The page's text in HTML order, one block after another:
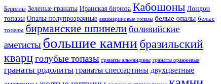
Бериллы Зеленые гранаты Иранская бирюза Кабошоны Лондон
топазы Опалы полупрозрачные аквамариновые топазы белые опалы белые
топазы бирманские шпинелиболивийские
аметисты большие камни бразильский
кварцголубые топазы гранаты альмандины гранаты оранжевые
гранаты родолиты гранаты спессартины двухцветные